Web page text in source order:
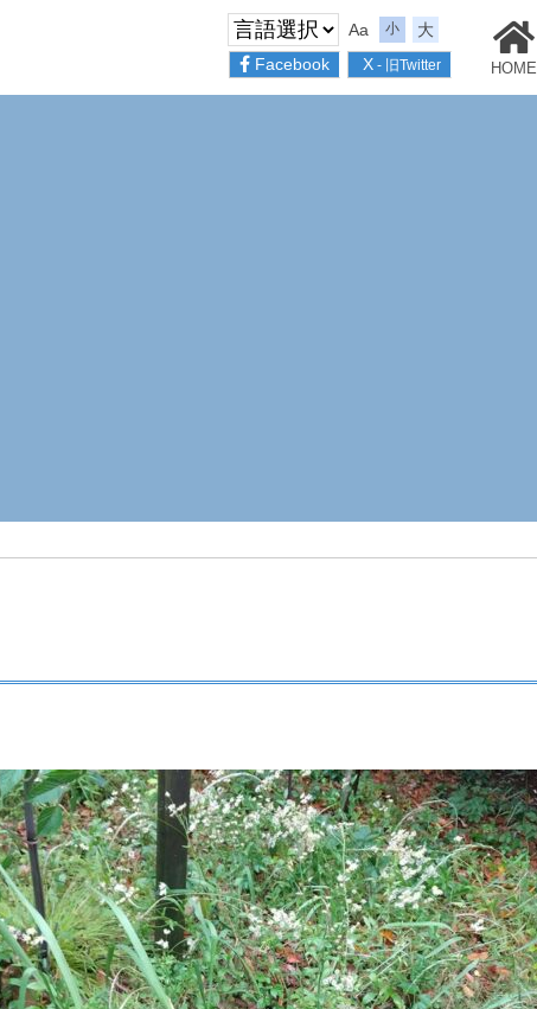
Aa 小
大
Facebook
X - 旧Twitter HOME